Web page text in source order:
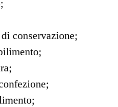
conservazione;